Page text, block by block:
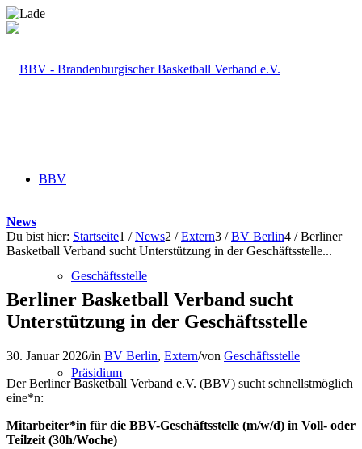
BBV
Geschäftsstelle
Präsidium
News
Du bist hier: Startseite1 / News2 / Extern3 / BV Berlin4 / Berliner
Basketball Verband sucht Unterstützung in der Geschäftsstelle...
Berliner Basketball Verband sucht
Unterstützung in der Geschäftsstelle
30. Januar 2026/in BV Berlin, Extern/von Geschäftsstelle
Der Berliner Basketball Verband e.V. (BBV) sucht schnellstmöglich
eine*n:
Mitarbeiter*in für die BBV-Geschäftsstelle (m/w/d) in Voll- oder
Teilzeit (30h/Woche)